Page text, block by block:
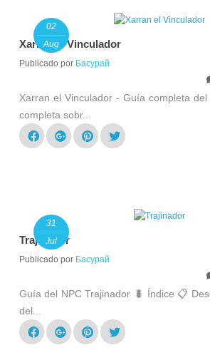
02
Aug
Xarran el Vinculador
Publicado por Басурай
Xarran el Vinculador - Guía completa
completa sobr...
31
Jul
Trajinador
Publicado por Басурай
Guía del NPC Trajinador 🐛 Índice 📋
del...